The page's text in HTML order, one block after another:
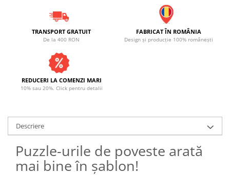
TRANSPORT GRATUIT
De la 400 RON
FABRICAT ÎN ROMÂNIA
Design și producție 100% românești
REDUCERI LA COMENZI MARI
10% sau 20%. Click pentru detalii
Descriere
Puzzle-urile de poveste arată
mai bine în șablon!